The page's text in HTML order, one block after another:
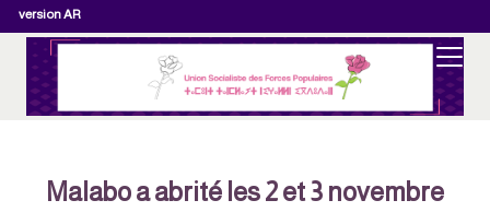
version AR
Malabo a abrité les 2 et 3 novembre